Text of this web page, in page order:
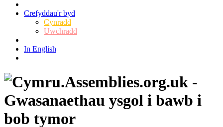
Crefyddau'r byd
Cynradd
Uwchradd
In English